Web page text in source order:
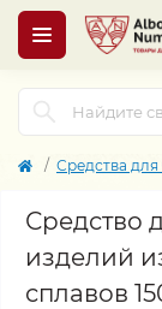
Средства
Средство
изделий
сплавов